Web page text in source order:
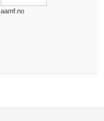
aamf.no